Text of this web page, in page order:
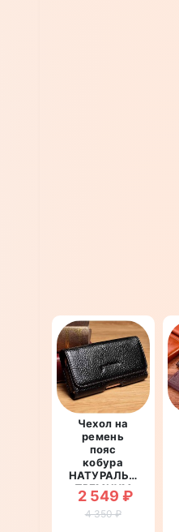
Чехол на
ремень
пояс
кобура
НАТУРАЛЬНАЯ
ПРЕМИУМ
КОЖА для
телефона
2 549 ₽
4 350 ₽